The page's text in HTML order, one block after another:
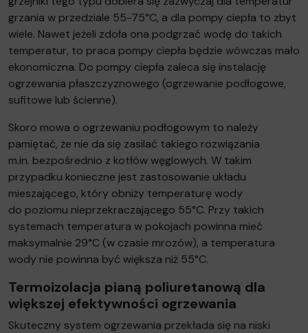
grzania w przedziale 55-75°C, a dla pompy ciepła to zbyt
wiele. Nawet jeżeli zdoła ona podgrzać wodę do takich
temperatur, to praca pompy ciepła będzie wówczas mało
ekonomiczna. Do pompy ciepła zaleca się instalację
ogrzewania płaszczyznowego (ogrzewanie podłogowe,
sufitowe lub ścienne).
Skoro mowa o ogrzewaniu podłogowym to należy
pamiętać, że nie da się zasilać takiego rozwiązania
m.in. bezpośrednio z kotłów węglowych. W takim
przypadku konieczne jest zastosowanie układu
mieszającego, który obniży temperaturę wody
do poziomu nieprzekraczającego 55°C. Przy takich
systemach temperatura w pokojach powinna mieć
maksymalnie 29°C (w czasie mrozów), a temperatura
wody nie powinna być większa niż 55°C.
Termoizolacja pianą poliuretanową dla
większej efektywności ogrzewania
Skuteczny system ogrzewania przekłada się na niski